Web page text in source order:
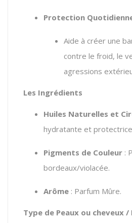
Protection
Aide à créer une
contre le froid, le
agressions
Les Ingrédients
Huiles Naturelles et
hydratante et
Pigments de Couleur :
bordeaux/violacée.
Arôme : Parfum Mûre.
Type de Peaux ou cheveux